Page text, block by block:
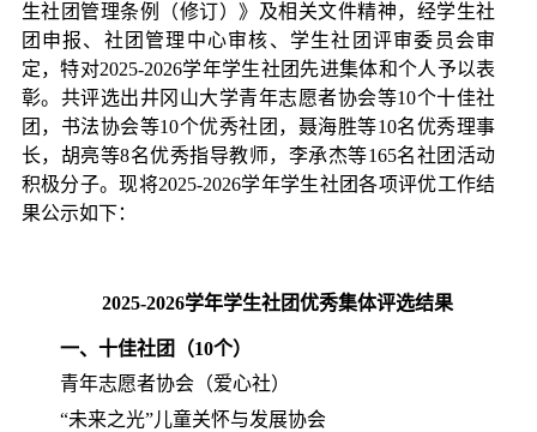
生社团管理条例（修订）》及相关文件精神，经学生社
团申报、社团管理中心审核、学生社团评审委员会审
定，特对2025-2026学年学生社团先进集体和个人予以表
彰。共评选出井冈山大学青年志愿者协会等10个十佳社
团， 书法协会等10个优秀社团， 聂海胜等10名优秀理事
长，胡亮等8名优秀指导教师，李承杰等165名社团活动
积极分子。现将2025-2026学年学生社团各项评优工作结
果公示如下：
2025-2026学年学生社团优秀集体评选结果
一、十佳社团（10个）
青年志愿者协会（爱心社）
“未来之光”儿童关怀与发展协会